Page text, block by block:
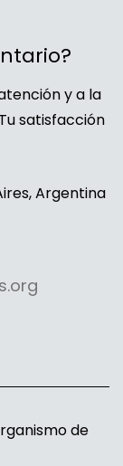
y a la
satisfacción
Argentina
de